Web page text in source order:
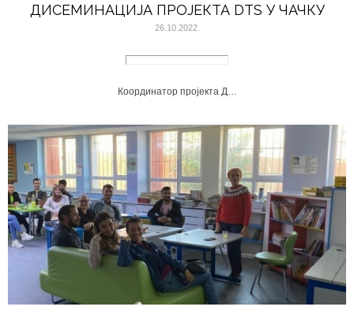
ДИСЕМИНАЦИЈА ПРОЈЕКТА DTS У ЧАЧКУ
26.10.2022.
Координатор пројекта Д…